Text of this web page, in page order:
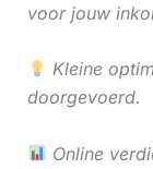
voor jouw
Kleine
doorgevoerd.
Online